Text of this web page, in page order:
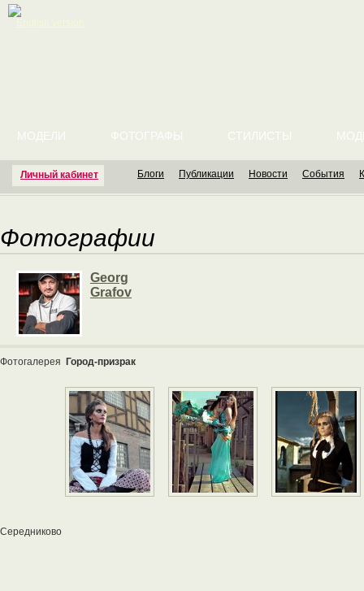
Личный кабинет
МОДЕЛИ ФОТОГРАФЫ СТИЛИСТЫ
Блоги Публикации Новости События
Фотографии
Georg
Grafov
Фотогалерея Город-призрак
Середниково